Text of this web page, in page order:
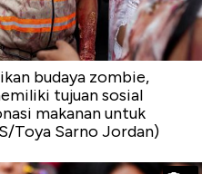
budaya zombie,
tujuan sosial
makanan untuk
Toya Sarno Jordan)